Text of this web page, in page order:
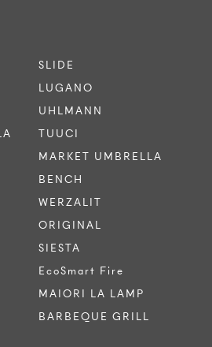
SLIDE
LUGANO
UHLMANN
TUUCI
MARKET UMBRELLA
BENCH
WERZALIT
ORIGINAL
SIESTA
EcoSmart Fire
MAIORI LA LAMP
BARBEQUE GRILL